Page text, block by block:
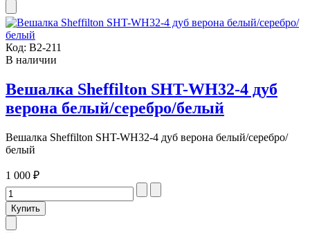
Код: В2-211
В наличии
Вешалка Sheffilton SHT-WH32-4 дуб
верона белый/серебро/белый
Вешалка Sheffilton SHT-WH32-4 дуб верона белый/серебро/
белый
1 000 ₽